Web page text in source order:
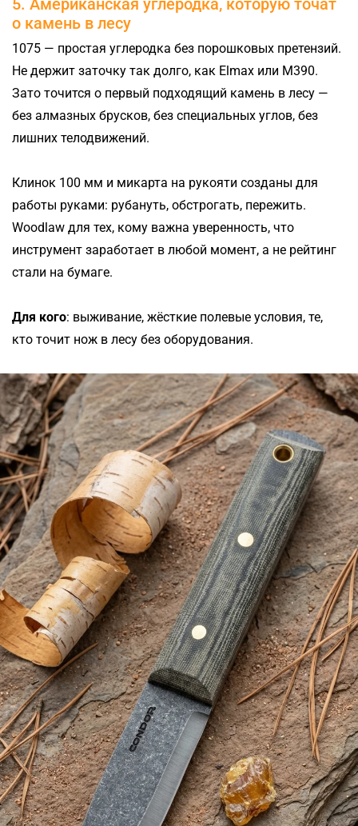
5. Американская углеродка, которую точат
о камень в лесу
1075 — простая углеродка без порошковых претензий.
Не держит заточку так долго, как Elmax или M390.
Зато точится о первый подходящий камень в лесу —
без алмазных брусков, без специальных углов, без
лишних телодвижений.
Клинок 100 мм и микарта на рукояти созданы для
работы руками: рубануть, обстрогать, пережить.
Woodlaw для тех, кому важна уверенность, что
инструмент заработает в любой момент, а не рейтинг
стали на бумаге.
Для кого: выживание, жёсткие полевые условия, те,
кто точит нож в лесу без оборудования.